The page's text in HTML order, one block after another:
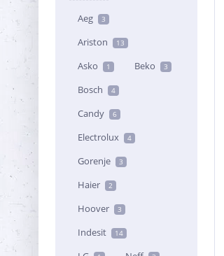
Aeg 3
Ariston 13
Asko 1 Beko 3
Bosch 4
Candy 6
Electrolux 4
Gorenje 3
Haier 2
Hoover 3
Indesit 14